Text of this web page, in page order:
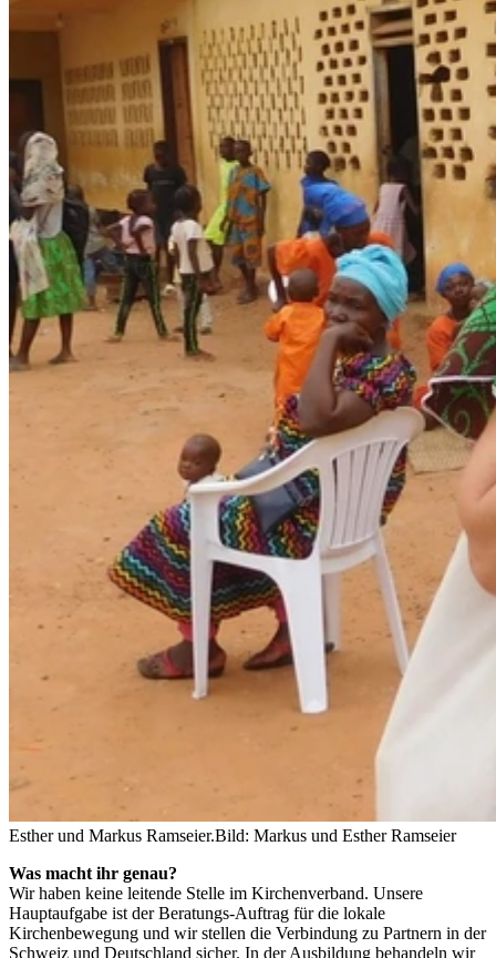
Esther und Markus Ramseier.Bild: Markus und Esther Ramseier
Was macht ihr genau?
Wir haben keine leitende Stelle im Kirchenverband. Unsere
Hauptaufgabe ist der Beratungs-Auftrag für die lokale
Kirchenbewegung und wir stellen die Verbindung zu Partnern in der
Schweiz und Deutschland sicher. In der Ausbildung behandeln wir